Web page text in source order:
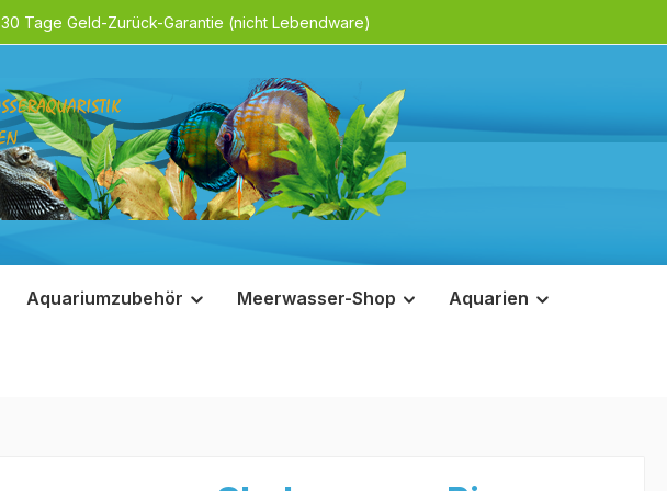
30 Tage Geld-Zurück-Garantie (nicht Lebendware)
Aquariumzubehör Meerwasser-Shop Aquarien